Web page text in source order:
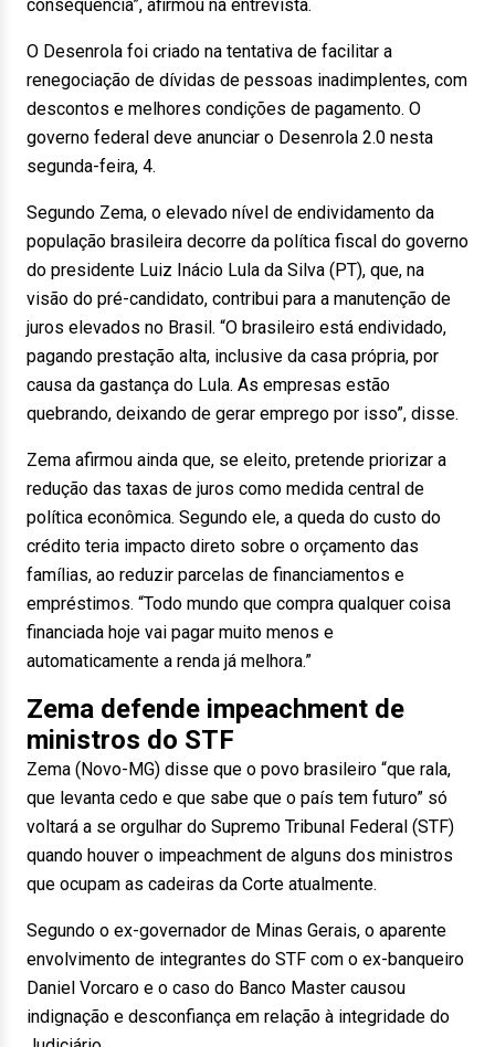
consequência”, afirmou na entrevista.
O Desenrola foi criado na tentativa de facilitar a
renegociação de dívidas de pessoas inadimplentes, com
descontos e melhores condições de pagamento. O
governo federal deve anunciar o Desenrola 2.0 nesta
segunda-feira, 4.
Segundo Zema, o elevado nível de endividamento da
população brasileira decorre da política fiscal do governo
do presidente Luiz Inácio Lula da Silva (PT), que, na
visão do pré-candidato, contribui para a manutenção de
juros elevados no Brasil. “O brasileiro está endividado,
pagando prestação alta, inclusive da casa própria, por
causa da gastança do Lula. As empresas estão
quebrando, deixando de gerar emprego por isso”, disse.
Zema afirmou ainda que, se eleito, pretende priorizar a
redução das taxas de juros como medida central de
política econômica. Segundo ele, a queda do custo do
crédito teria impacto direto sobre o orçamento das
famílias, ao reduzir parcelas de financiamentos e
empréstimos. “Todo mundo que compra qualquer coisa
financiada hoje vai pagar muito menos e
automaticamente a renda já melhora.”
Zema defende impeachment de
ministros do STF
Zema (Novo-MG) disse que o povo brasileiro “que rala,
que levanta cedo e que sabe que o país tem futuro” só
voltará a se orgulhar do Supremo Tribunal Federal (STF)
quando houver o impeachment de alguns dos ministros
que ocupam as cadeiras da Corte atualmente.
Segundo o ex-governador de Minas Gerais, o aparente
envolvimento de integrantes do STF com o ex-banqueiro
Daniel Vorcaro e o caso do Banco Master causou
indignação e desconfiança em relação à integridade do